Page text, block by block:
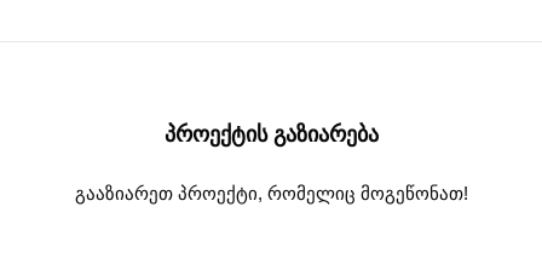
ᲞᲠᲝᲔᲥᲢᲘᲡ ᲒᲐᲖᲘᲐᲠᲔᲑᲐ
გააზიარეთ პროექტი, რომელიც მოგეწონათ!